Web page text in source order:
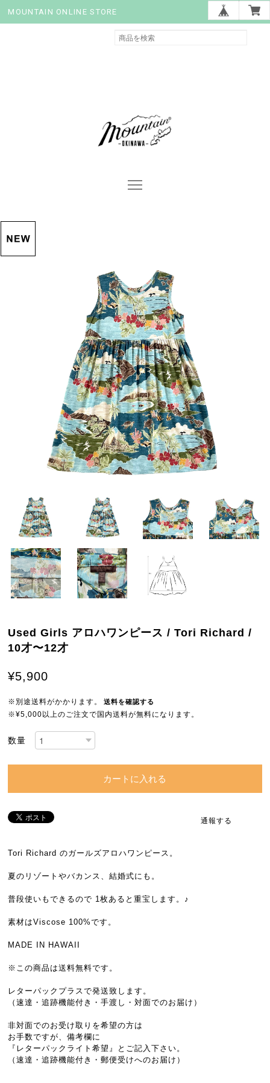
MOUNTAIN ONLINE STORE
Used Girls アロハワンピース / Tori Richard /
10才〜12才
¥5,900
※別途送料がかかります。 送料を確認する
※¥5,000以上のご注文で国内送料が無料になります。
数量
カートに入れる
通報する
Tori Richard のガールズアロハワンピース。
夏のリゾートやバカンス、結婚式にも。
普段使いもできるので 1枚あると重宝します。♪
素材はViscose 100%です。
MADE IN HAWAII
※この商品は送料無料です。
レターパックプラスで発送致します。
（速達・追跡機能付き・手渡し・対面でのお届け）
非対面でのお受け取りを希望の方は
お手数ですが、備考欄に
『レターパックライト希望』とご記入下さい。
（速達・追跡機能付き・郵便受けへのお届け）